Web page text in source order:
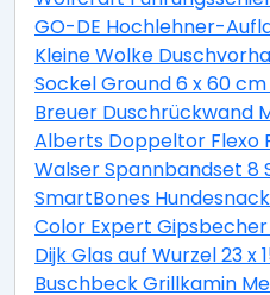
GO-DE Hochlehner-
Kleine Wolke
Sockel Ground 6 x 60
Breuer Duschrückwand
Alberts Doppeltor Flexo
Walser Spannbandset 8
SmartBones
Color Expert
Dijk Glas auf Wurzel 23 x
Buschbeck Grillkamin